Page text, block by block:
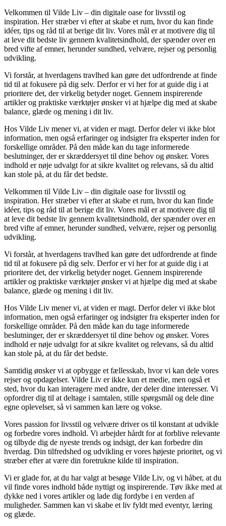
Velkommen til Vilde Liv – din digitale oase for livsstil og
inspiration. Her stræber vi efter at skabe et rum, hvor du kan finde
idéer, tips og råd til at berige dit liv. Vores mål er at motivere dig til
at leve dit bedste liv gennem kvalitetsindhold, der spænder over en
bred vifte af emner, herunder sundhed, velvære, rejser og personlig
udvikling.
Vi forstår, at hverdagens travlhed kan gøre det udfordrende at finde
tid til at fokusere på dig selv. Derfor er vi her for at guide dig i at
prioritere det, der virkelig betyder noget. Gennem inspirerende
artikler og praktiske værktøjer ønsker vi at hjælpe dig med at skabe
balance, glæde og mening i dit liv.
Hos Vilde Liv mener vi, at viden er magt. Derfor deler vi ikke blot
information, men også erfaringer og indsigter fra eksperter inden for
forskellige områder. På den måde kan du tage informerede
beslutninger, der er skræddersyet til dine behov og ønsker. Vores
indhold er nøje udvalgt for at sikre kvalitet og relevans, så du altid
kan stole på, at du får det bedste.
Velkommen til Vilde Liv – din digitale oase for livsstil og
inspiration. Her stræber vi efter at skabe et rum, hvor du kan finde
idéer, tips og råd til at berige dit liv. Vores mål er at motivere dig til
at leve dit bedste liv gennem kvalitetsindhold, der spænder over en
bred vifte af emner, herunder sundhed, velvære, rejser og personlig
udvikling.
Vi forstår, at hverdagens travlhed kan gøre det udfordrende at finde
tid til at fokusere på dig selv. Derfor er vi her for at guide dig i at
prioritere det, der virkelig betyder noget. Gennem inspirerende
artikler og praktiske værktøjer ønsker vi at hjælpe dig med at skabe
balance, glæde og mening i dit liv.
Hos Vilde Liv mener vi, at viden er magt. Derfor deler vi ikke blot
information, men også erfaringer og indsigter fra eksperter inden for
forskellige områder. På den måde kan du tage informerede
beslutninger, der er skræddersyet til dine behov og ønsker. Vores
indhold er nøje udvalgt for at sikre kvalitet og relevans, så du altid
kan stole på, at du får det bedste.
Samtidig ønsker vi at opbygge et fællesskab, hvor vi kan dele vores
rejser og opdagelser. Vilde Liv er ikke kun et medie, men også et
sted, hvor du kan interagere med andre, der deler dine interesser. Vi
opfordrer dig til at deltage i samtalen, stille spørgsmål og dele dine
egne oplevelser, så vi sammen kan lære og vokse.
Vores passion for livsstil og velvære driver os til konstant at udvikle
og forbedre vores indhold. Vi arbejder hårdt for at forblive relevante
og tilbyde dig de nyeste trends og indsigt, der kan forbedre din
hverdag. Din tilfredshed og udvikling er vores højeste prioritet, og vi
stræber efter at være din foretrukne kilde til inspiration.
Vi er glade for, at du har valgt at besøge Vilde Liv, og vi håber, at du
vil finde vores indhold både nyttigt og inspirerende. Tøv ikke med at
dykke ned i vores artikler og lade dig fordybe i en verden af
muligheder. Sammen kan vi skabe et liv fyldt med eventyr, læring
og glæde.